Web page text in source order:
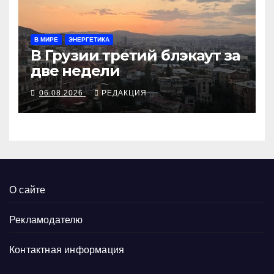
В МИРЕ ЭНЕРГЕТИКА
В Грузии третий блэкаут за
две недели
06.08.2026 РЕДАКЦИЯ
О сайте
Рекламодателю
Контактная информация